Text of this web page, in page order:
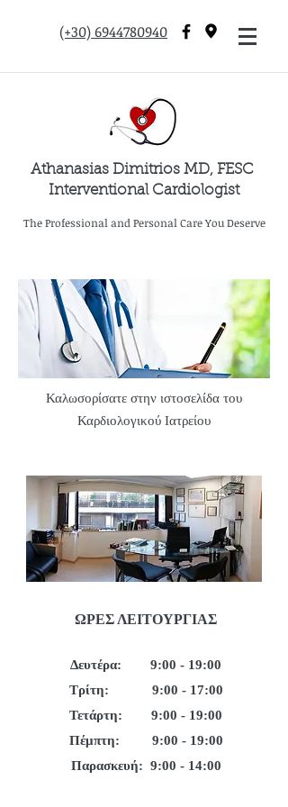
(+30) 6944780940
Athanasias Dimitrios MD, FESC
Interventional Cardiologist
The Professional and Personal Care You Deserve
Καλωσορίσατε στην ιστοσελίδα του
Καρδιολογικού Ιατρείου
ΩΡΕΣ ΛΕΙΤΟΥΡΓΙΑΣ
Δευτέρα: 9:00 - 19:00
Τρίτη: 9:00 - 17:00
Τετάρτη: 9:00 - 19:00
Πέμπτη: 9:00 - 19:00
Παρασκευή: 9:00 - 14:00